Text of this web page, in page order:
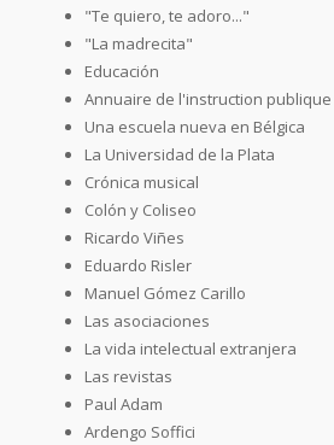
"Te quiero, te adoro..."
"La madrecita"
Educación
Annuaire de l'instruction publique
Una escuela nueva en Bélgica
La Universidad de la Plata
Crónica musical
Colón y Coliseo
Ricardo Viñes
Eduardo Risler
Manuel Gómez Carillo
Las asociaciones
La vida intelectual extranjera
Las revistas
Paul Adam
Ardengo Soffici